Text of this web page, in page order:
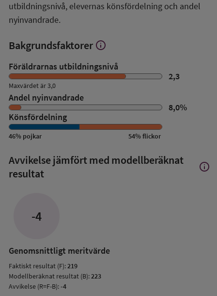
utbildningsnivå, elevernas könsfördelning och andel
nyinvandrade.
Bakgrundsfaktorer Visa
om
Bakgrundsfaktorer
info
Föräldrarnas utbildningsnivå
2,3
Maxvärdet är 3,0
Andel nyinvandrade
8,0%
Könsfördelning
46% pojkar 54%flickor
Avvikelse jämfört med modellberäknat
resultat
Visa
info
-4
Genomsnittligt meritvärde
Faktiskt resultat (F):219
Modellberäknat resultat (B):223
Avvikelse (R=F-B):-4